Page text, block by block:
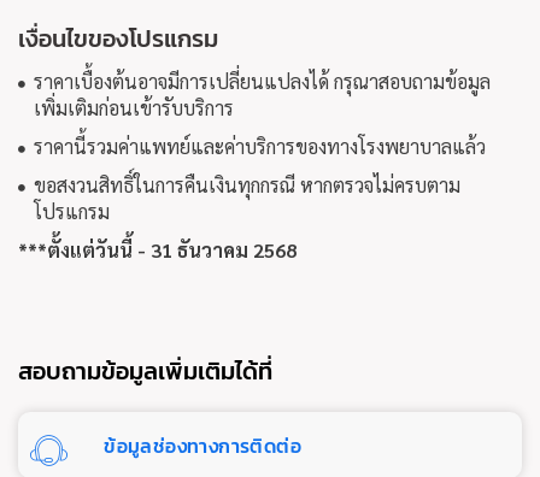
เงื่อนไขของโปรแกรม
ราคาเบื้องต้นอาจมีการเปลี่ยนแปลงได้ กรุณาสอบถามข้อมูล
เพิ่มเติมก่อนเข้ารับบริการ
ราคานี้รวมค่าแพทย์และค่าบริการของทางโรงพยาบาลแล้ว
ขอสงวนสิทธิ์ในการคืนเงินทุกกรณี หากตรวจไม่ครบตาม
โปรแกรม
***ตั้งแต่วันนี้ - 31 ธันวาคม 2568
สอบถามข้อมูลเพิ่มเติมได้ที่
ข้อมูลช่องทางการติดต่อ